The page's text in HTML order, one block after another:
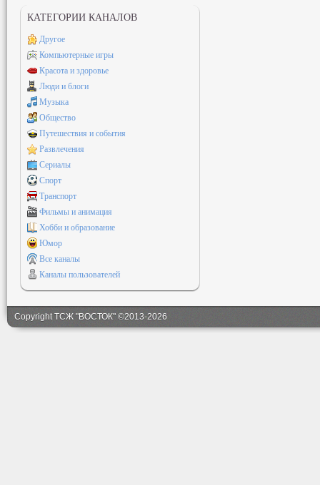
КАТЕГОРИИ КАНАЛОВ
Другое
Компьютерные игры
Красота и здоровье
Люди и блоги
Музыка
Общество
Путешествия и события
Развлечения
Сериалы
Спорт
Транспорт
Фильмы и анимация
Хобби и образование
Юмор
Все каналы
Каналы пользователей
Copyright ТСЖ "ВОСТОК" ©2013-2026